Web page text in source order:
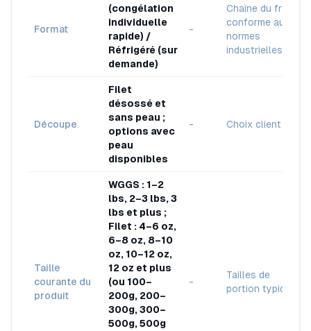
Format
(congélation
individuelle
rapide) /
Réfrigéré (sur
demande)
-
Chaîne du froid
conforme aux
normes
industrielles
Découpe
Filet
désossé et
sans peau ;
options avec
peau
disponibles
- Choix client
Taille
courante du
produit
WGGS : 1–2
lbs, 2–3 lbs, 3
lbs et plus ;
Filet : 4–6 oz,
6–8 oz, 8–10
oz, 10–12 oz,
12 oz et plus
(ou 100–
200g, 200–
300g, 300–
500g, 500g
-
Tailles de
portion typiques